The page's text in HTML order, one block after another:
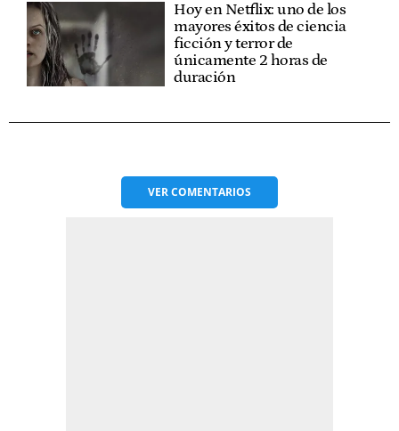
Hoy en Netflix: uno de los
mayores éxitos de ciencia
ficción y terror de
únicamente 2 horas de
duración
VERCOMENTARIOS